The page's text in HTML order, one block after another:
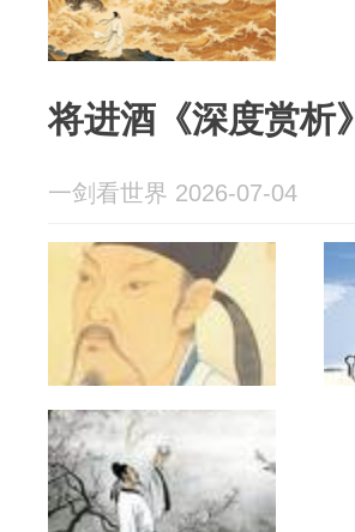
将进酒《深度赏析》
一剑看世界 2026-07-04